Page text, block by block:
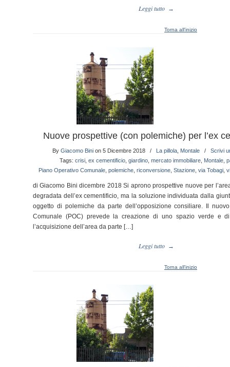
Leggi tutto →
Torna all'inizio
Nuove prospettive (con polemiche) per l’ex
By Giacomo Bini on 5 Dicembre 2018 / La pillola Montale / Scrivi
Tags: crisi ex cementificio giardino mercato immobiliare Montale
Piano Operativo Comunale, polemiche, riconversione, Stazione, via Tobagi,
di Giacomo Bini dicembre 2018 Si aprono prospettive nuove per
degradata dell’ex cementificio, ma la soluzione individuata dalla
oggetto di polemiche da parte dell’opposizione consiliare. Il
Comunale (POC) prevede la creazione di uno spazio verde e
l’acquisizione dell’area da parte […]
Leggi tutto →
Torna all'inizio